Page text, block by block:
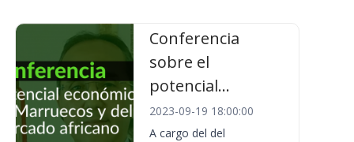
Conferencia
sobre el
potencial...
2023-09-19 18:00:00
A cargo del del